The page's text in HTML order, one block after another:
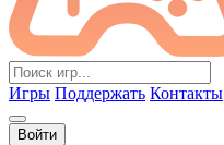
Игры Поддержать Контакты
Войти